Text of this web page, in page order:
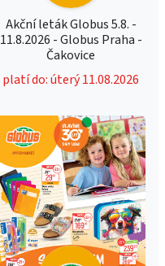
Akční leták Globus 5.8. -
11.8.2026 - Globus Praha -
Čakovice
platí do: úterý 11.08.2026